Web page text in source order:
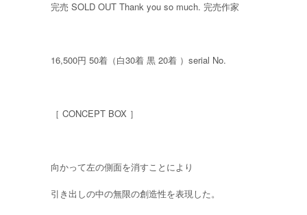
完売 SOLD OUT Thank you so much. 完売作家
16,500円 50着（白30着 黒 20着 ）serial No.
［ CONCEPT BOX ］
向かって左の側面を消すことにより
引き出しの中の無限の創造性を表現した。